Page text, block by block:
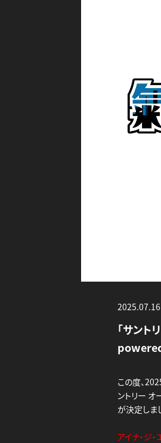
「サン
この度、
ントリー
が決定しま
アイナ・ジ